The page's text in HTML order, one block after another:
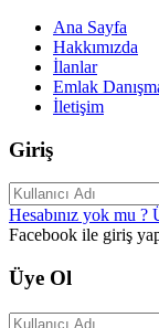
Ana Sayfa
Hakkımızda
İlanlar
Emlak
İletişim
Giriş
Hesabınız yok mu ?
Facebook ile giriş
Üye Ol